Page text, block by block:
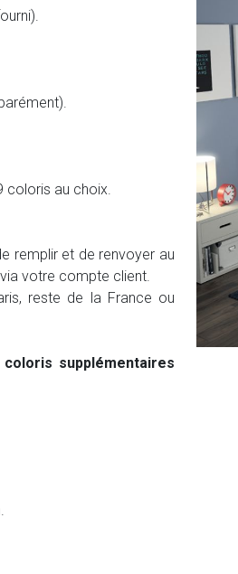
coloris au choix.
remplir et de renvoyer au
votre compte client.
reste de la France ou
supplémentaires